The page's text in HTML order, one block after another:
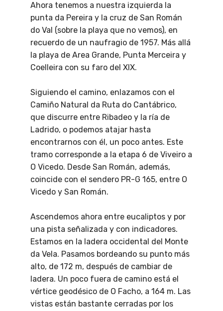
Ahora tenemos a nuestra izquierda la
punta da Pereira y la cruz de San Román
do Val (sobre la playa que no vemos), en
recuerdo de un naufragio de 1957. Más allá
la playa de Area Grande, Punta Merceira y
Coelleira con su faro del XIX.
Siguiendo el camino, enlazamos con el
Camiño Natural da Ruta do Cantábrico,
que discurre entre Ribadeo y la ría de
Ladrido, o podemos atajar hasta
encontrarnos con él, un poco antes. Este
tramo corresponde a la etapa 6 de Viveiro a
O Vicedo. Desde San Román, además,
coincide con el sendero PR-G 165, entre O
Vicedo y San Román.
Ascendemos ahora entre eucaliptos y por
una pista señalizada y con indicadores.
Estamos en la ladera occidental del Monte
da Vela. Pasamos bordeando su punto más
alto, de 172 m, después de cambiar de
ladera. Un poco fuera de camino está el
vértice geodésico de O Facho, a 164 m. Las
vistas están bastante cerradas por los